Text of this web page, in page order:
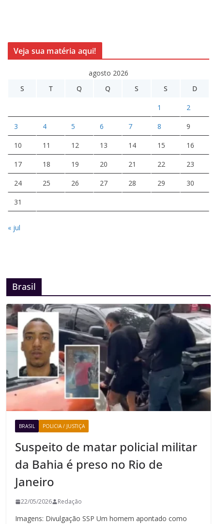
Veja sua matéria aqui!
agosto 2026
S
T Q Q S S D
1 2
3 4 5 6 7 8 9
10 11 12 13 14 15 16
17 18 19 20 21 22 23
24 25 26 27 28 29 30
31
« jul
Brasil
BRASIL POLICIA / JUSTIÇA
Suspeito de matar policial militar
da Bahia é preso no Rio de
Janeiro
22/05/2026 Redação
Imagens: Divulgação SSP Um homem apontado como